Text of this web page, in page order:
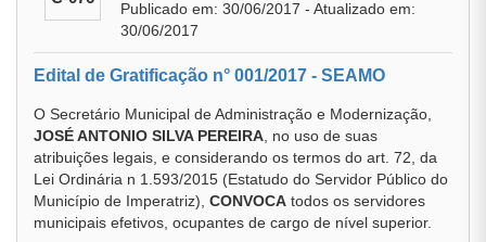
Publicado em: 30/06/2017 - Atualizado em:
30/06/2017
Edital de Gratificação n° 001/2017 - SEAMO
O Secretário Municipal de Administração e Modernização,
JOSÉ ANTONIO SILVA PEREIRA , no uso de suas
atribuições legais, e considerando os termos do art. 72, da
Lei Ordinária n 1.593/2015 (Estatudo do Servidor Público do
Município de Imperatriz), CONVOCA todos os servidores
municipais efetivos, ocupantes de cargo de nível superior.